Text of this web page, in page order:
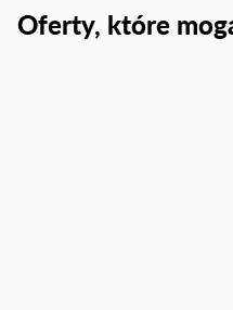
Oferty, które